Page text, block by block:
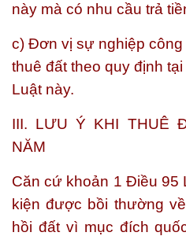
này mà có nhu cầu trả
c) Đơn vị sự nghiệp
thuê đất theo quy định
Luật này.
III. LƯU Ý KHI THUÊ
NĂM
Căn cứ khoản 1 Điều 95
kiện được bồi thường
hồi đất vì mục đích